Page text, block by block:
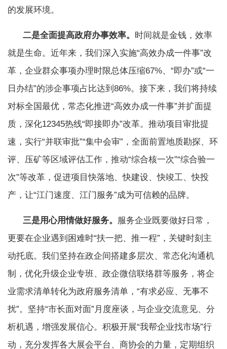
的发展环境。
二是全面提高政府办事效率。 时间就是金钱，效率
就是生命。近年来，我们深入实施“高效办成一件事”改
革，企业群众事项办理时限总体压缩67%、“即办”或“一
日办结”的涉企事项占比达到86%。接下来，我们将持续
对标全国最优，常态化推进“高效办成一件事”并扩面提
质，深化12345热线“即接即办”改革。推动项目审批提
速，实行“并联审批”“集中会审”，全面前置地质勘探、环
评、压矿等区域评估工作，推动“综合核一次”“综合验一
次”等改革，促进项目快落地、快建设、快竣工、快投
产，让“江门速度、江门服务”成为可信赖的品牌。
三是用心用情做好服务。 服务企业既要做好日常，
更要在企业遇到困难时“扶一把、推一程”，关键时刻主
动托底。我们坚持在政企间搭建多层次、常态化沟通机
制，优化升级企业专班、政企微信联络群等服务，将企
业需求清单转化为政府服务清单，“有求必应、无事不
扰”。坚持“市长面对面”月度座谈，与企业交流意见、分
析机遇，增强发展信心。积极开展“我帮企业找市场”行
动，充分发挥各大展会平台、商协会的力量，定期组织